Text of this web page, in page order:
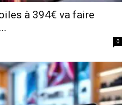
à 394€ va faire
0